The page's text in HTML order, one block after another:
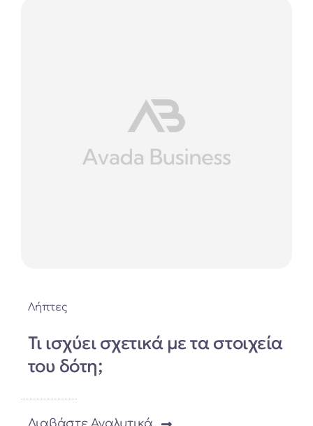
Λήπτες
Τι ισχύει σχετικά με τα στοιχεία
του δότη;